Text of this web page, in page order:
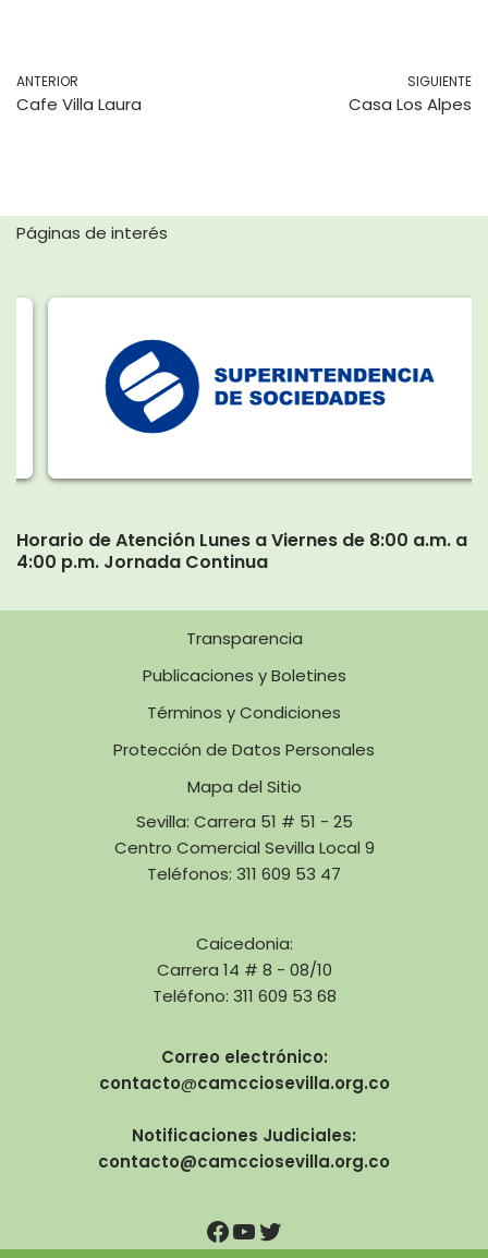
ANTERIOR
Cafe Villa Laura
SIGUIENTE
Casa Los Alpes
Páginas de interés
Horario de Atención Lunes a Viernes de 8:00 a.m. a
4:00 p.m. Jornada Continua
Transparencia
Publicaciones y Boletines
Términos y Condiciones
Protección de Datos Personales
Mapa del Sitio
Sevilla: Carrera 51 # 51 - 25
Centro Comercial Sevilla Local 9
Teléfonos: 311 609 53 47
Caicedonia:
Carrera 14 # 8 - 08/10
Teléfono: 311 609 53 68
Correo electrónico:
contacto@camcciosevilla.org.co
Notificaciones Judiciales:
contacto@camcciosevilla.org.co